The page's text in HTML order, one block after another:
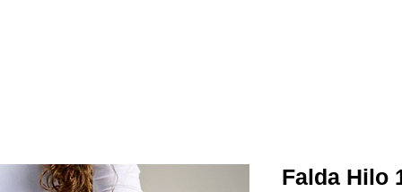
Falda Hilo